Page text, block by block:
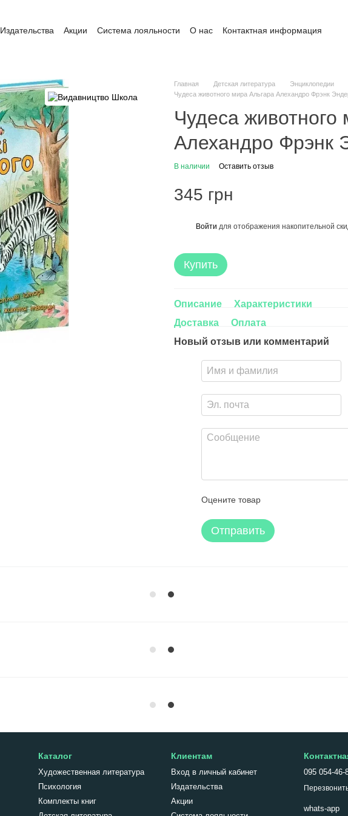
Издательства Акции Система лояльности О нас
Контактная информация
Главная Детская литература Энциклопедии
Чудеса животного мира Альгара Алехандро Фрэнк
Чудеса животного
Алехандро Фрэнк
В наличии Оставить отзыв
345 грн
Войти для отображения накопительной
Купить
Описание
Характеристики
Доставка
Оплата
Новый отзыв или комментарий
Оцените товар
Отправить
Каталог
Художественная литература
Психология
Комплекты книг
Клиентам
Вход в личный кабинет
Издательства
Акции
095 054-46-
whats-app